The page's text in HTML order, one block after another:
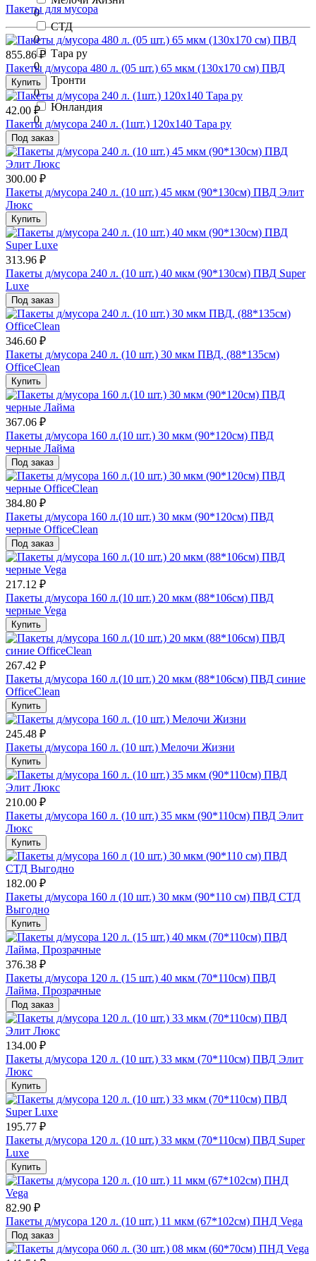
0
СТД
0
Тара ру
0
Тронти
0
Юнландия
0
Пакеты для мусора
855.86 ₽
Пакеты д/мусора 480 л. (05 шт.) 65 мкм (130х170 см) ПВД
Купить
42.00 ₽
Пакеты д/мусора 240 л. (1шт.) 120х140 Тара ру
Под заказ
300.00 ₽
Пакеты д/мусора 240 л. (10 шт.) 45 мкм (90*130см) ПВД Элит
Люкс
Купить
313.96 ₽
Пакеты д/мусора 240 л. (10 шт.) 40 мкм (90*130см) ПВД Super
Luxe
Под заказ
346.60 ₽
Пакеты д/мусора 240 л. (10 шт.) 30 мкм ПВД, (88*135см)
OfficeClean
Купить
367.06 ₽
Пакеты д/мусора 160 л.(10 шт.) 30 мкм (90*120см) ПВД
черные Лайма
Под заказ
384.80 ₽
Пакеты д/мусора 160 л.(10 шт.) 30 мкм (90*120см) ПВД
черные OfficeClean
Под заказ
217.12 ₽
Пакеты д/мусора 160 л.(10 шт.) 20 мкм (88*106см) ПВД
черные Vega
Купить
267.42 ₽
Пакеты д/мусора 160 л.(10 шт.) 20 мкм (88*106см) ПВД синие
OfficeClean
Купить
245.48 ₽
Пакеты д/мусора 160 л. (10 шт.) Мелочи Жизни
Купить
210.00 ₽
Пакеты д/мусора 160 л. (10 шт.) 35 мкм (90*110см) ПВД Элит
Люкс
Купить
182.00 ₽
Пакеты д/мусора 160 л (10 шт.) 30 мкм (90*110 см) ПВД СТД
Выгодно
Купить
376.38 ₽
Пакеты д/мусора 120 л. (15 шт.) 40 мкм (70*110см) ПВД
Лайма, Прозрачные
Под заказ
134.00 ₽
Пакеты д/мусора 120 л. (10 шт.) 33 мкм (70*110см) ПВД Элит
Люкс
Купить
195.77 ₽
Пакеты д/мусора 120 л. (10 шт.) 33 мкм (70*110см) ПВД Super
Luxe
Купить
82.90 ₽
Пакеты д/мусора 120 л. (10 шт.) 11 мкм (67*102см) ПНД Vega
Под заказ